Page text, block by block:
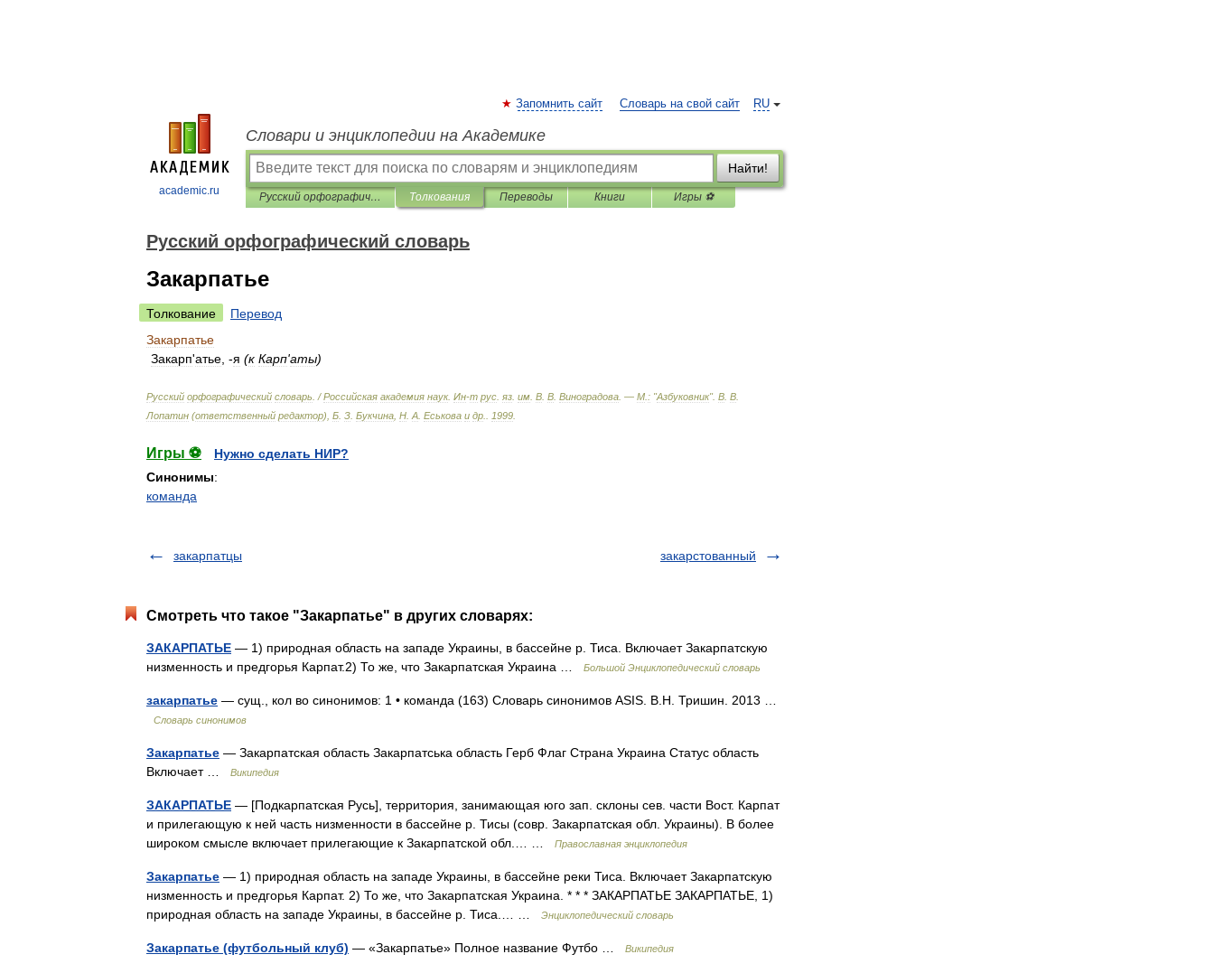
academic.ru
RU
Запомнить сайт Словарь на свой сайт
Словари и энциклопедии на Академике
Найти!
Русский орфографический словарь Толкования Переводы Книги Игры ⚽
Русский орфографический словарь
Закарпатье
Толкование
Перевод
Закарпатье
Закарп'атье , -я (к Карп'аты)
Русский орфографический словарь . /Российская академия наук. Ин-т рус яз им В В Виноградова . — М : "Азбуковник". В В
Лопатин (ответственный редактор), Б З Букчина Н А Еськова и др 1999
Игры ⚽
Нужно сделать НИР?
Синонимы:
команда
закарпатцы закарстованный
Смотреть что такое "Закарпатье" в других словарях:
ЗАКАРПАТЬЕ — 1) природная область на западе Украины, в бассейне р. Тиса. Включает Закарпатскую
низменность и предгорья Карпат.2) То же, что Закарпатская Украина …
Большой Энциклопедический словарь
закарпатье — сущ., кол во синонимов: 1 • команда (163) Словарь синонимов ASIS. В.Н. Тришин. 2013 …
Словарь синонимов
Закарпатье — Закарпатская область Закарпатська область Герб Флаг Страна Украина Статус область
Включает …
Википедия
ЗАКАРПАТЬЕ — [Подкарпатская Русь], территория, занимающая юго зап. склоны сев. части Вост. Карпат
и прилегающую к ней часть низменности в бассейне р. Тисы (совр. Закарпатская обл. Украины). В более
широком смысле включает прилегающие к Закарпатской обл.… …
Православная энциклопедия
Закарпатье — 1) природная область на западе Украины, в бассейне реки Тиса. Включает Закарпатскую
низменность и предгорья Карпат. 2) То же, что Закарпатская Украина. * * * ЗАКАРПАТЬЕ ЗАКАРПАТЬЕ, 1)
природная область на западе Украины, в бассейне р. Тиса.… …
Энциклопедический словарь
Закарпатье (футбольный клуб) — «Закарпатье» Полное название Футбо … Википедия